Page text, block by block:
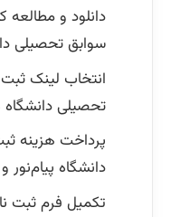
دانلود و
سوابق تحصیلی
انتخاب لینک
تحصیلی
پرداخت هزینه
دانشگاه
تکمیل فرم ثبت